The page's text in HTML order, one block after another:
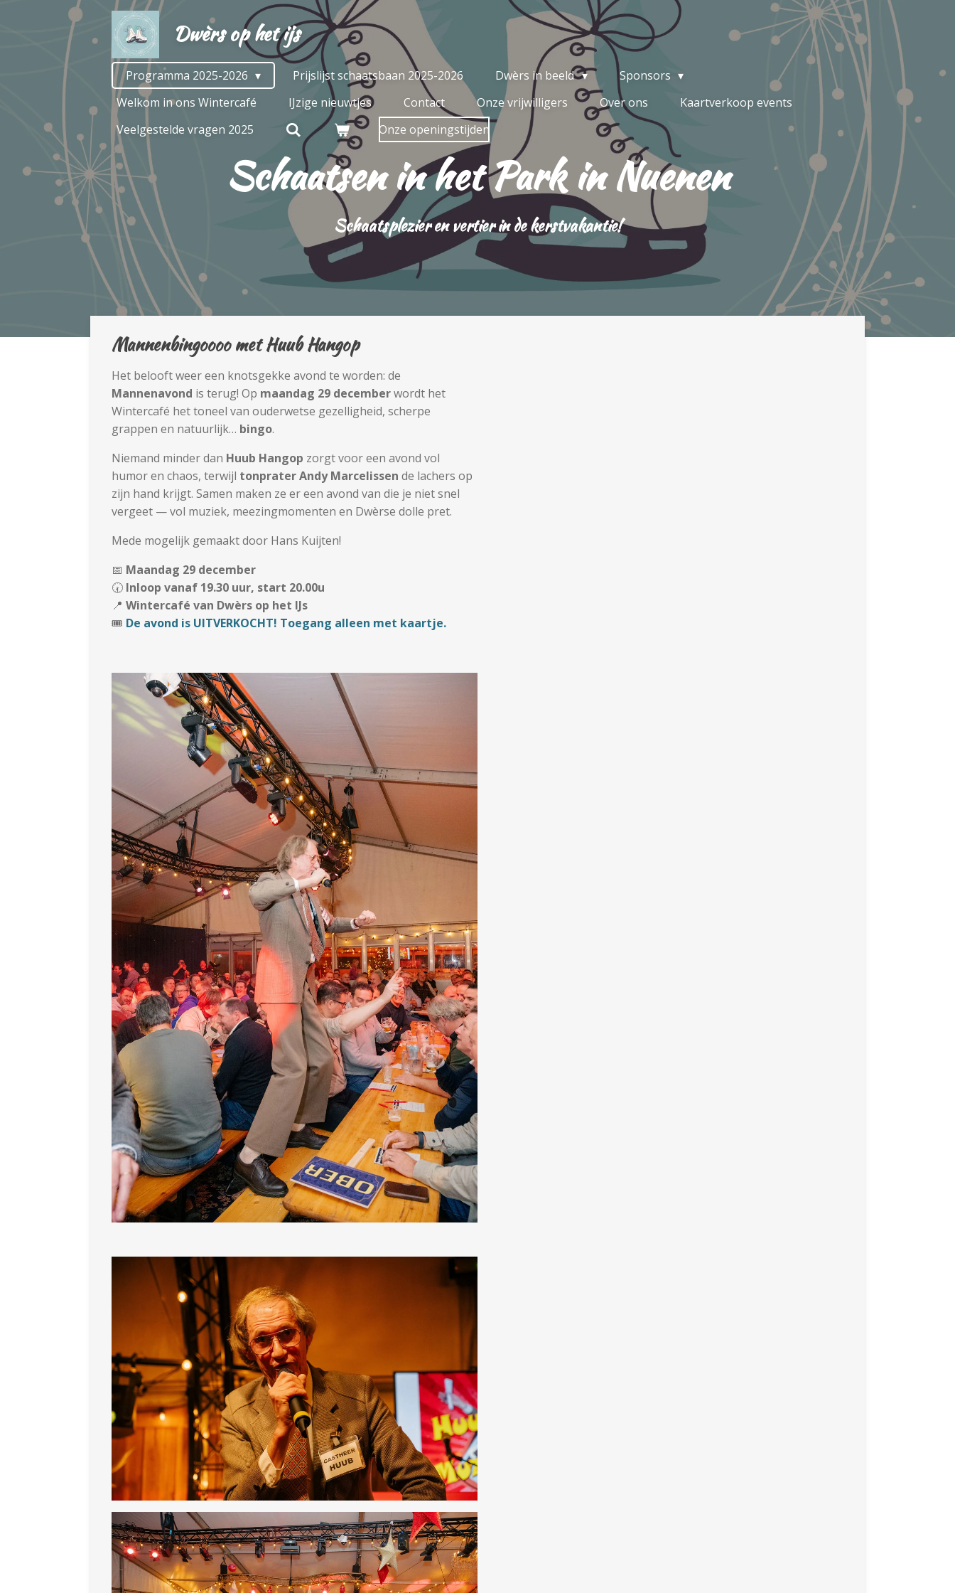
hoofdinhoud
Dwèrs op het ijs
Programma 2025-2026 Prijslijst schaatsbaan 2025-2026 Dwèrs in beeld
Sponsors
Welkom in ons Wintercafé
IJzige nieuwtjes Contact Onze vrijwilligers Over ons
Kaartverkoop events
Veelgestelde vragen 2025
Onze openingstijden
Schaatsen in het Park in Nuenen
Schaatsplezier en vertier in de kerstvakantie!
Mannenbingoooo met Huub Hangop
Het belooft weer een knotsgekke avond te worden: de
Mannenavond is terug! Op maandag 29 decemberwordt het
Wintercafé het toneel van ouderwetse gezelligheid, scherpe
grappen en natuurlijk… bingo.
Niemand minder dan Huub Hangop zorgt voor een avond vol
humor en chaos, terwijl tonprater Andy Marcelissen de lachers op
zijn hand krijgt. Samen maken ze er een avond van die je niet snel
vergeet — vol muziek, meezingmomenten en Dwèrse dolle pret.
Mede mogelijk gemaakt door Hans Kuijten!
📅 Maandag 29 december
🕢 Inloop vanaf 19.30 uur, start 20.00u
📍 Wintercafé van Dwèrs op het IJs
🎟️ De avond is UITVERKOCHT! Toegang alleen met kaartje.